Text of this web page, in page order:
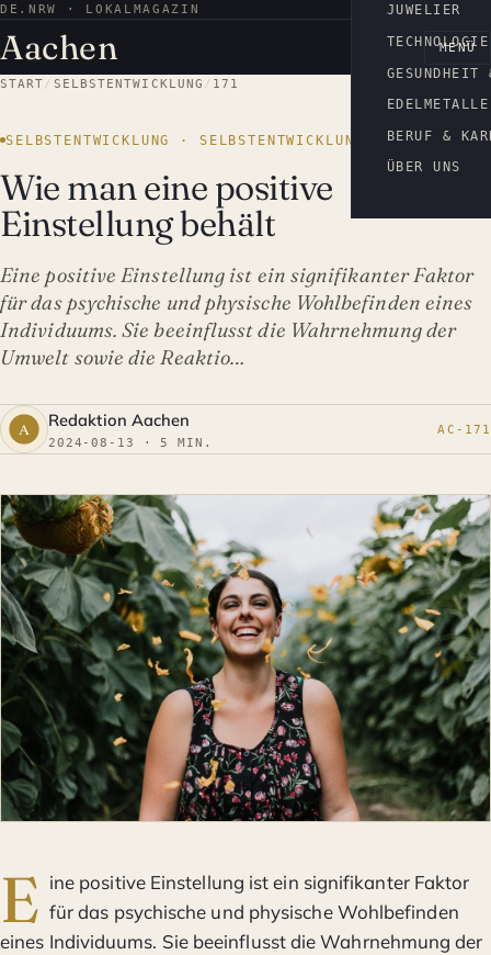
DE.NRW · LOKALMAGAZIN AACHEN
Aachen MENÜ
JUWELIER
EDELMETALLE
BERUF &
ÜBER UNS
START/ SELBSTENTWICKLUNG / 171
SELBSTENTWICKLUNG · SELBSTENTWICKLUNG
Wie man eine positive
Einstellung behält
Eine positive Einstellung ist ein signifikanter Faktor
für das psychische und physische Wohlbefinden eines
Individuums. Sie beeinflusst die Wahrnehmung der
Umwelt sowie die Reaktio…
Redaktion Aachen
2024-08-13 · 5 MIN.
AC-171
E ine positive Einstellung ist ein signifikanter Faktor
für das psychische und physische Wohlbefinden
eines Individuums. Sie beeinflusst die Wahrnehmung der